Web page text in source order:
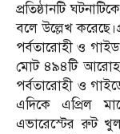
প্রতিষ্ঠানটি
বলে উল্লেখ
পর্বতারোহী ও
মোট ৪৯৪টি
পর্বতারোহী ও
এদিকে এপ্রিল
এভারেস্টের রুট